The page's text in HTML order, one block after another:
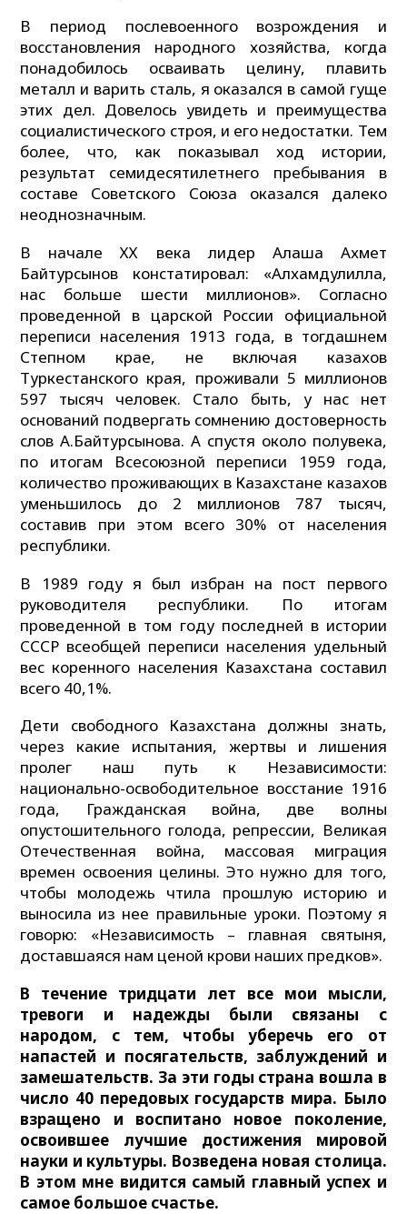
В период послевоенного возрождения и
восстановления народного хозяйства, когда
понадобилось осваивать целину, плавить
металл и варить сталь, я оказался в самой гуще
этих дел. Довелось увидеть и преимущества
социалистического строя, и его недостатки. Тем
более, что, как показывал ход истории,
результат семидесятилетнего пребывания в
составе Советского Союза оказался далеко
неоднозначным.
В начале ХХ века лидер Алаша Ахмет
Байтурсынов констатировал: «Алхамдулилла,
нас больше шести миллионов». Согласно
проведенной в царской России официальной
переписи населения 1913 года, в тогдашнем
Степном крае, не включая казахов
Туркестанского края, проживали 5 миллионов
597 тысяч человек. Стало быть, у нас нет
оснований подвергать сомнению достоверность
слов А.Байтурсынова. А спустя около полувека,
по итогам Всесоюзной переписи 1959 года,
количество проживающих в Казахстане казахов
уменьшилось до 2 миллионов 787 тысяч,
составив при этом всего 30% от населения
республики.
В 1989 году я был избран на пост первого
руководителя республики. По итогам
проведенной в том году последней в истории
СССР всеобщей переписи населения удельный
вес коренного населения Казахстана составил
всего 40,1%.
Дети свободного Казахстана должны знать,
через какие испытания, жертвы и лишения
пролег наш путь к Независимости:
национально-освободительное восстание 1916
года, Гражданская война, две волны
опустошительного голода, репрессии, Великая
Отечественная война, массовая миграция
времен освоения целины. Это нужно для того,
чтобы молодежь чтила прошлую историю и
выносила из нее правильные уроки. Поэтому я
говорю: «Независимость – главная святыня,
доставшаяся нам ценой крови наших предков».
В течение тридцати лет все мои мысли,
тревоги и надежды были связаны с
народом, с тем, чтобы уберечь его от
напастей и посягательств, заблуждений и
замешательств. За эти годы страна вошла в
число 40 передовых государств мира. Было
взращено и воспитано новое поколение,
освоившее лучшие достижения мировой
науки и культуры. Возведена новая столица.
В этом мне видится самый главный успех и
самое большое счастье.